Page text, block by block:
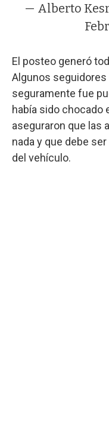
— Alberto
El posteo generó
Algunos
seguramente fue
había sido chocado
aseguraron que las
nada y que debe
del vehículo.